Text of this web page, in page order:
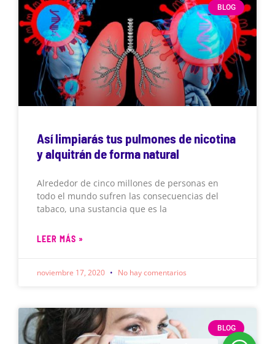
BLOG
Así limpiarás tus pulmones de nicotina
y alquitrán de forma natural
Alrededor de cinco millones de personas en
todo el mundo sufren las consecuencias del
tabaco, una sustancia que es la
LEER MÁS »
noviembre 17, 2020 No hay comentarios
BLOG